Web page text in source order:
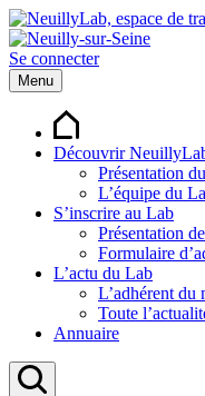
Se connecter
Menu
Découvrir
Présentation
L’équipe du
S’inscrire au Lab
Présentation
Formulaire
L’actu du Lab
L’adhérent du
Toute
Annuaire